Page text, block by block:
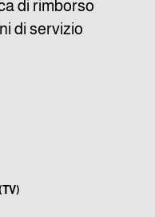
di rimborso
di servizio